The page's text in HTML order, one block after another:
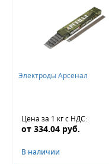
Электроды Арсенал
Цена за 1 кгс НДС:
от 334.04 руб.
В наличии